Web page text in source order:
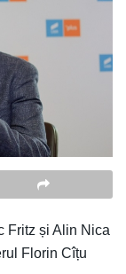
Fritz și Alin Nica
Florin Cîțu